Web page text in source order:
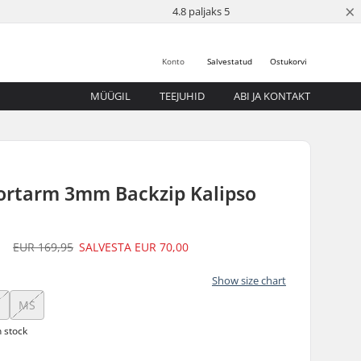
4.8 paljaks 5 ×
Ostukorvi
Salvestatud
Konto
MÜÜGIL TEEJUHID ABI JA KONTAKT
3mm Backzip Kalipso
EUR 169,95 SALVESTA EUR 70,00
Show size chart
MS
stock